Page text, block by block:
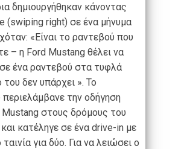
δημιουργήθηκαν κάνοντας
(swiping right) σε ένα μήνυμα
«Είναι το ραντεβού που
– η Ford Mustang θέλει να
ένα ραντεβού στα τυφλά
του δεν υπάρχει ». Το
την οδήγηση
Mustang στους δρόμους του
κατέληγε σε ένα drive-in με
για δύο. Για να λειώσει ο